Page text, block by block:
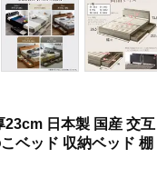
日本製 国産 交互
ベッド 収納ベッド 棚